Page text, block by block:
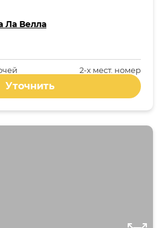
Ла Велла
2-x мест. номер
Уточнить